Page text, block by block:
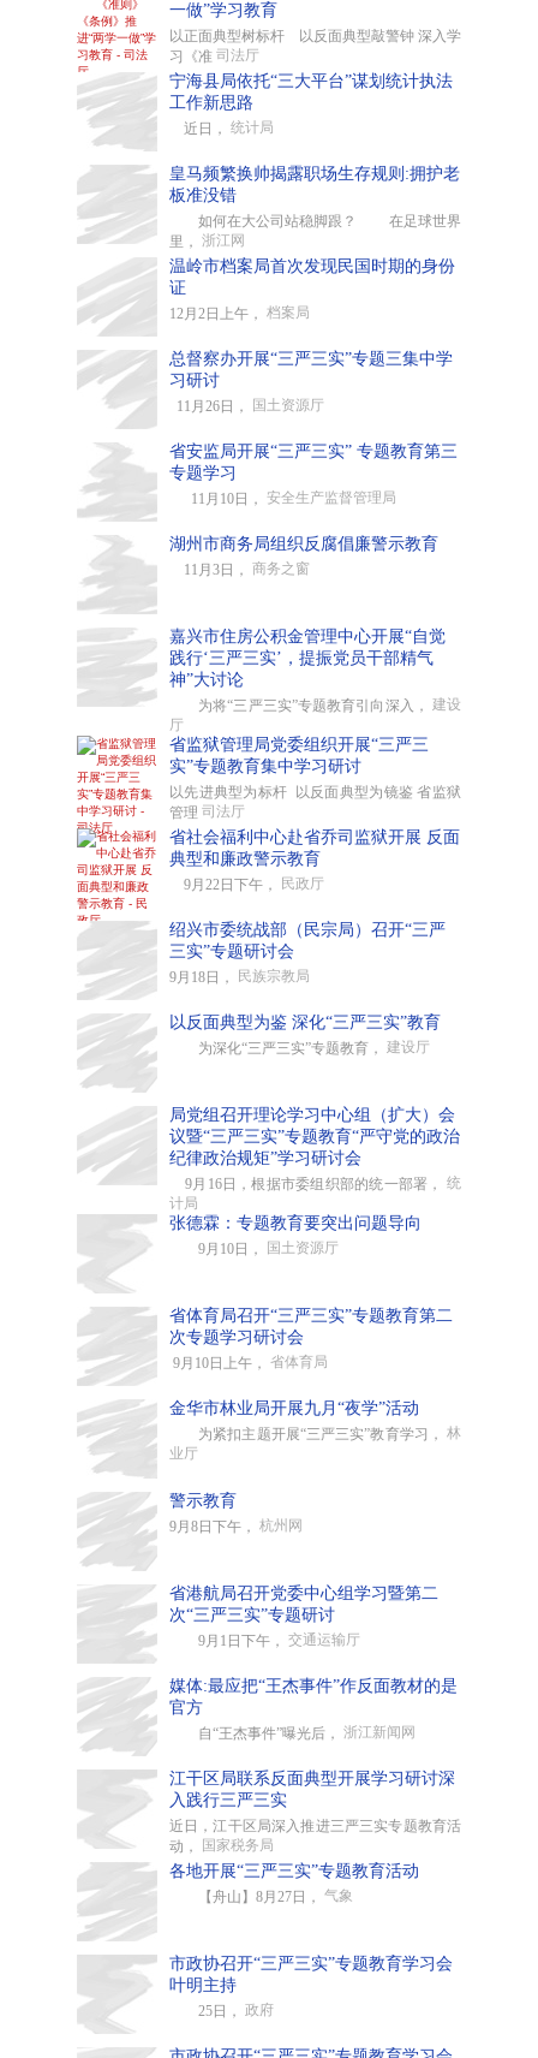
一做”学习教育
以正面典型树标杆 以反面典型敲警钟 深入学
习《准 司法厅
宁海县局依托“三大平台”谋划统计执法
工作新思路
近日， 统计局
皇马频繁换帅揭露职场生存规则:拥护老
板准没错
如何在大公司站稳脚跟？ 在足球世界
里， 浙江网
温岭市档案局首次发现民国时期的身份
证
12月2日上午， 档案局
总督察办开展“三严三实”专题三集中学
习研讨
11月26日， 国土资源厅
省安监局开展“三严三实” 专题教育第三
专题学习
11月10日， 安全生产监督管理局
湖州市商务局组织反腐倡廉警示教育
11月3日， 商务之窗
嘉兴市住房公积金管理中心开展“自觉
践行‘三严三实’，提振党员干部精气
神”大讨论
为将“三严三实”专题教育引向深入， 建设
厅
省监狱管理局党委组织开展“三严三
实”专题教育集中学习研讨
以先进典型为标杆 以反面典型为镜鉴 省监狱
管理 司法厅
省社会福利中心赴省乔司监狱开展 反面
典型和廉政警示教育
9月22日下午， 民政厅
绍兴市委统战部（民宗局）召开“三严
三实”专题研讨会
9月18日， 民族宗教局
以反面典型为鉴 深化“三严三实”教育
为深化“三严三实”专题教育， 建设厅
局党组召开理论学习中心组（扩大）会
议暨“三严三实”专题教育“严守党的政治
纪律政治规矩”学习研讨会
9月16日，根据市委组织部的统一部署， 统
计局
张德霖：专题教育要突出问题导向
9月10日， 国土资源厅
省体育局召开“三严三实”专题教育第二
次专题学习研讨会
9月10日上午， 省体育局
金华市林业局开展九月“夜学”活动
为紧扣主题开展“三严三实”教育学习， 林
业厅
警示教育
9月8日下午， 杭州网
省港航局召开党委中心组学习暨第二
次“三严三实”专题研讨
9月1日下午， 交通运输厅
媒体:最应把“王杰事件”作反面教材的是
官方
自“王杰事件”曝光后， 浙江新闻网
江干区局联系反面典型开展学习研讨深
入践行三严三实
近日，江干区局深入推进三严三实专题教育活
动，
国家税务局
各地开展“三严三实”专题教育活动
【舟山】8月27日， 气象
市政协召开“三严三实”专题教育学习会
叶明主持
25日， 政府